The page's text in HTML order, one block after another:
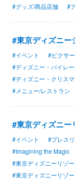
#グッズ/商品店舗
#
#東京ディズニー
#イベント #ピクサ
#ディズニー・パイレ
#ディズニー・クリスマ
#メニュー/レストラン
#東京ディズニー
#イベント #プレス
#Imagining the Magic
#東京ディズニーリゾ
#東京ディズニーリゾ